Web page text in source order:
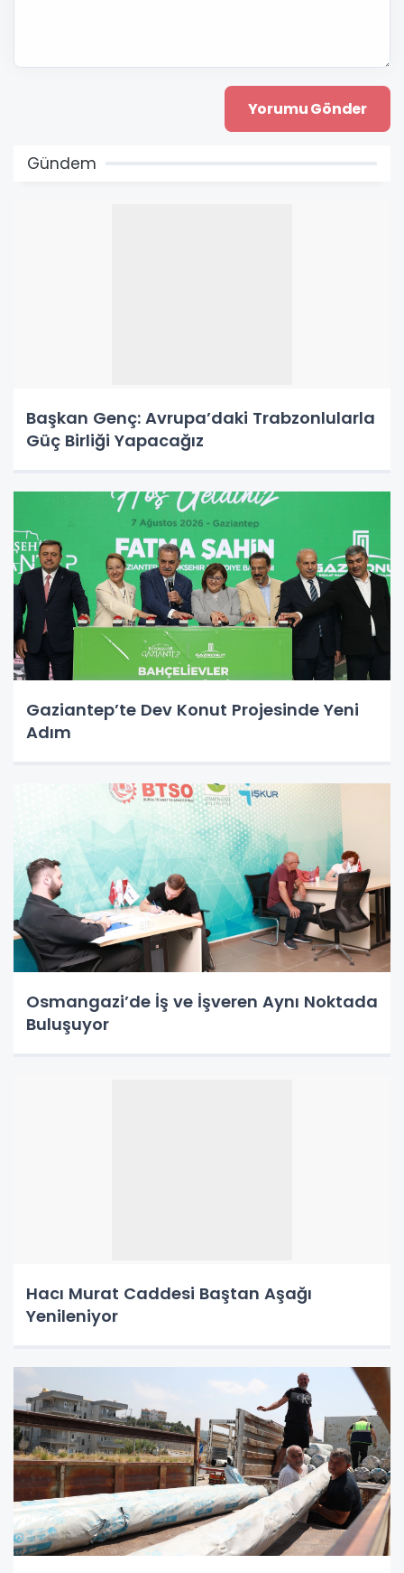
Gündem
Başkan Genç: Avrupa’daki Trabzonlularla
Güç Birliği Yapacağız
Gaziantep’te Dev Konut Projesinde Yeni
Adım
Osmangazi’de İş ve İşveren Aynı Noktada
Buluşuyor
Hacı Murat Caddesi Baştan Aşağı
Yenileniyor